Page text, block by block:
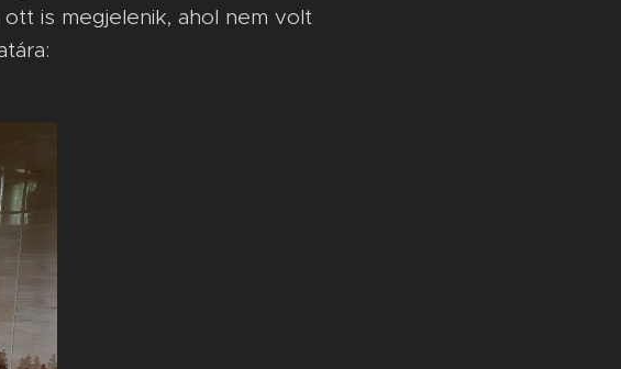
is megjelenik, ahol nem volt